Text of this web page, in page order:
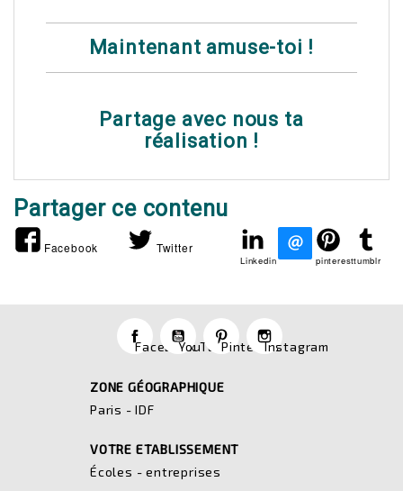
Maintenant amuse-toi !
Partage avec nous ta
réalisation !
Partager ce contenu
Facebook Twitter
Linkedin pinteresttumblr
FacebookYouTubePinterestInstagram
ZONE GÉOGRAPHIQUE
Paris - IDF
VOTRE ETABLISSEMENT
Écoles - entreprises